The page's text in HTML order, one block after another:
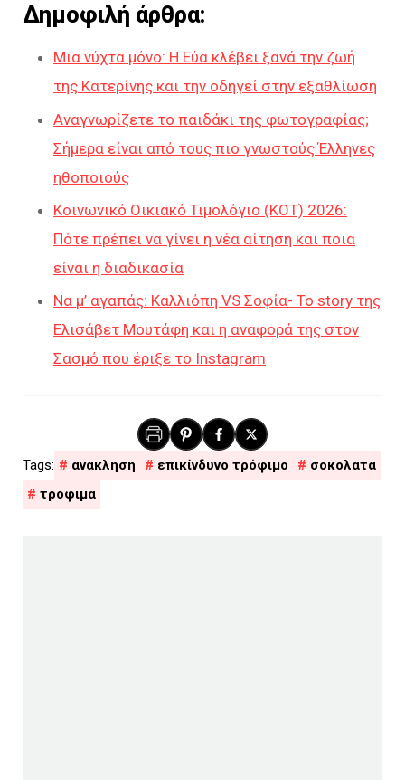
Δημοφιλή άρθρα:
Μια νύχτα μόνο: Η Εύα κλέβει ξανά την ζωή
της Κατερίνης και την οδηγεί στην εξαθλίωση
Αναγνωρίζετε το παιδάκι της φωτογραφίας;
Σήμερα είναι από τους πιο γνωστούς Έλληνες
ηθοποιούς
Κοινωνικό Οικιακό Τιμολόγιο (ΚΟΤ) 2026:
Πότε πρέπει να γίνει η νέα αίτηση και ποια
είναι η διαδικασία
Να μ’ αγαπάς: Καλλιόπη VS Σοφία- Το story της
Ελισάβετ Μουτάφη και η αναφορά της στον
Σασμό που έριξε το Instagram
ανακληση επικίνδυνο τρόφιμο
σοκολατα
τροφιμα